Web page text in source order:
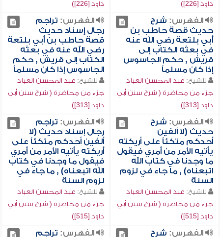
داود [226]) داود [226])
الفهرس: شرح
حديث قصة حاطب بن
أبي بلتعة رضي الله عنه
في بعثه الكتاب إلى
قريش , حكم الجاسوس
إذا كان مسلماً
للشيخ: عبد المحسن العباد
جزء من محاضرة ( شرح سنن أبي
داود [313])
الفهرس: تراجم
رجال إسناد حديث
قصة حاطب بن أبي بلتعة
رضي الله عنه في بعثه
الكتاب إلى قريش , حكم
الجاسوس إذا كان مسلماً
للشيخ: عبد المحسن العباد
جزء من محاضرة ( شرح سنن أبي
داود [313])
الفهرس: شرح
حديث (لا ألفين
أحدكم متكئاً على أريكته
يأتيه الأمر من أمري فيقول
ما وجدنا في كتاب الله
اتبعناه) , ما جاء في لزوم
السنة
للشيخ: عبد المحسن العباد
جزء من محاضرة ( شرح سنن أبي
داود [515])
الفهرس: تراجم
رجال إسناد حديث (لا
ألفين أحدكم متكئاً على
أريكته يأتيه الأمر من أمري
فيقول ما وجدنا في كتاب
الله اتبعناه) , ما جاء في
لزوم السنة
للشيخ: عبد المحسن العباد
جزء من محاضرة ( شرح سنن أبي
داود [515])
الفهرس: شرح
الفهرس: تراجم